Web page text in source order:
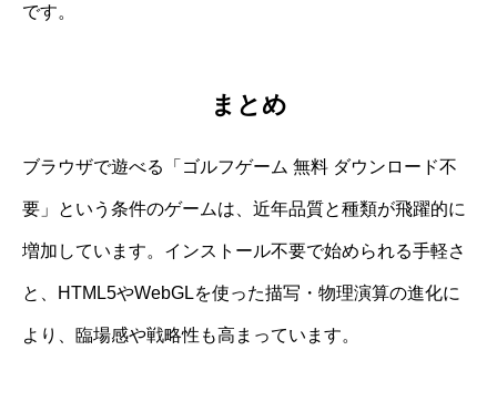
です。
まとめ
ブラウザで遊べる「ゴルフゲーム 無料 ダウンロード不
要」という条件のゲームは、近年品質と種類が飛躍的に
増加しています。インストール不要で始められる手軽さ
と、HTML5やWebGLを使った描写・物理演算の進化に
より、臨場感や戦略性も高まっています。